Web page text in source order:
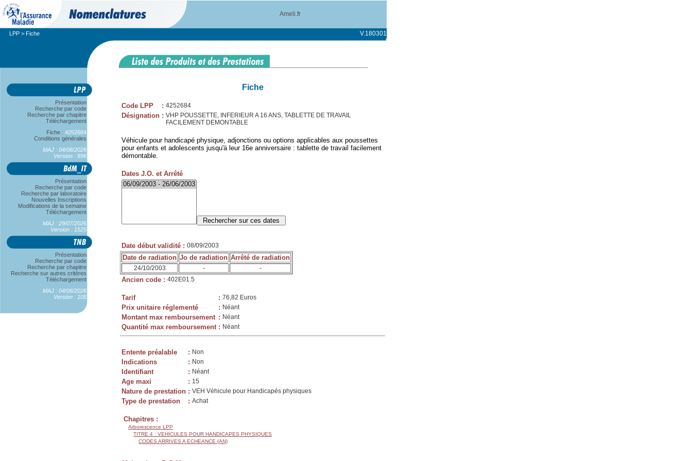
Ameli.fr
LPP > Fiche V.180301
Présentation
Recherche par code
Recherche par chapitre
Téléchargement
Fiche : 4252684
Conditions générales
MAJ : 04/08/2026
Version : 896
Présentation
Recherche par code
Recherche par laboratoire
Nouvelles Inscriptions
Modifications de la semaine
Téléchargement
MAJ : 29/07/2026
Version : 1525
Présentation
Recherche par code
Recherche par chapitre
Recherche sur autres critères
Téléchargement
MAJ : 04/06/2026
Version : 105
Fiche
Code LPP : 4252684
Désignation : VHP POUSSETTE, INFERIEUR A 16 ANS, TABLETTE DE TRAVAIL
FACILEMENT DEMONTABLE
Véhicule pour handicapé physique, adjonctions ou options applicables aux poussettes
pour enfants et adolescents jusqu'à leur 16e anniversaire : tablette de travail facilement
démontable.
Dates J.O. et Arrêté
Date début validité : 08/09/2003
Date de radiation Jo de radiation Arrêté de radiation
24/10/2003 - -
Ancien code : 402E01.5
Tarif : 76,82 Euros
Prix unitaire réglementé : Néant
Montant max remboursement : Néant
Quantité max remboursement : Néant
Entente préalable : Non
Indications : Non
Identifiant : Néant
Age maxi : 15
Nature de prestation : VEH Véhicule pour Handicapés physiques
Type de prestation : Achat
Chapitres :
Arborescence LPP
TITRE 4 : VEHICULES POUR HANDICAPES PHYSIQUES
CODES ARRIVES A ECHEANCE (AN)